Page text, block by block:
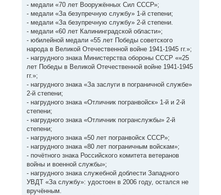
- медали «70 лет Вооружённых Сил СССР»;
- медали «За безупречную службу» 1-й степени;
- медали «За безупречную службу» 2-й степени.
- медали «60 лет Калининградской области»;
- юбилейной медали «55 лет Победы советского
народа в Великой Отечественной войне 1941-1945 гг.»;
- нагрудного знака Министерства обороны СССР ««25
лет Победы в Великой Отечественной войне 1941-1945
гг.»;
- нагрудного знака «За заслуги в пограничной службе»
2-й степени;
- нагрудного знака «Отличник погранвойск» 1-й и 2-й
степени;
- нагрудного знака «Отличник погранслужбы» 2-й
степени;
- нагрудного знака «50 лет погранвойск СССР»;
- нагрудного знака «80 лет пограничным войскам»;
- почётного знака Российского комитета ветеранов
войны и военной службы»;
- нагрудного знака служебной доблести Западного
УВДТ «За службу»: удостоен в 2006 году, остался не
вручённым.